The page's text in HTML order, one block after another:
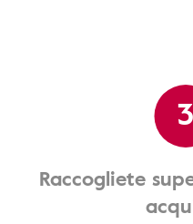
3
Raccogliete